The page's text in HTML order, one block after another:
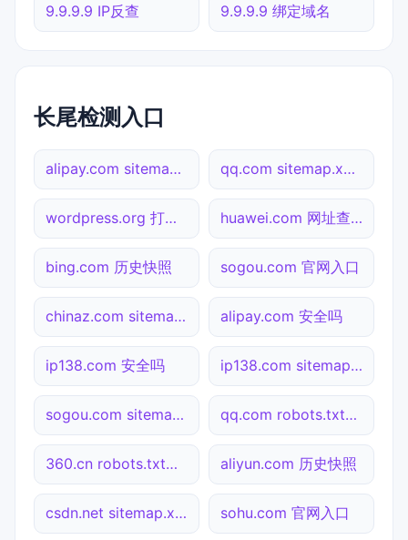
9.9.9.9 IP反查 9.9.9.9 绑定域名
长尾检测入口
alipay.com sitemap.xml检测 qq.com sitemap.xml检测
wordpress.org 打不开 huawei.com 网址查询
bing.com 历史快照 sogou.com 官网入口
chinaz.com sitemap.xml检测 alipay.com 安全吗
ip138.com 安全吗 ip138.com sitemap.xml检测
sogou.com sitemap.xml检测 qq.com robots.txt检测
360.cn robots.txt检测 aliyun.com 历史快照
csdn.net sitemap.xml检测 sohu.com 官网入口